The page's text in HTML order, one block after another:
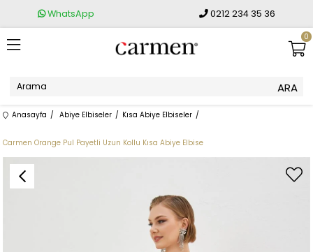
WhatsApp 0212 234 35 36
0
Anasayfa Abiye Elbiseler Kısa Abiye Elbiseler
Carmen Orange Pul Payetli Uzun Kollu Kısa Abiye Elbise